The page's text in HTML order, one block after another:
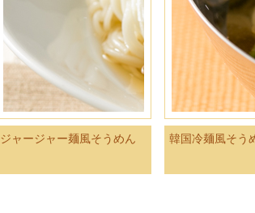
ジャージャー麺風そうめん 韓国冷麺風そう